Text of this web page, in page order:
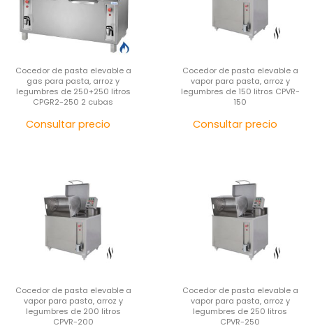
Cocedor de pasta elevable a
gas para pasta, arroz y
legumbres de 250+250 litros
CPGR2-250 2 cubas
Consultar precio
Cocedor de pasta elevable a
vapor para pasta, arroz y
legumbres de 150 litros CPVR-
150
Consultar precio
Cocedor de pasta elevable a
vapor para pasta, arroz y
legumbres de 200 litros
CPVR-200
Cocedor de pasta elevable a
vapor para pasta, arroz y
legumbres de 250 litros
CPVR-250